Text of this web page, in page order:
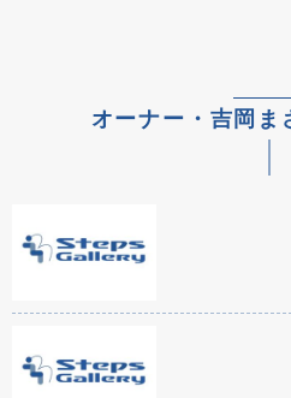
オーナー・吉岡ま